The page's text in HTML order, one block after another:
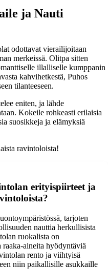
ja Nauti
odottavat vierailijoitaan
merkeissä. Olitpa sitten
illalliselle kumppanin
kahvihetkestä, Puhos
tilanteeseen.
eniten, ja lähde
Kokeile rohkeasti erilaisia
suosikkeja ja elämyksiä
ravintoloista!
erityispiirteet ja
tarjoten
nauttia herkullisista
ruokalista on
aineita hyödyntäviä
rento ja viihtyisä
niin paikallisille asukkaille